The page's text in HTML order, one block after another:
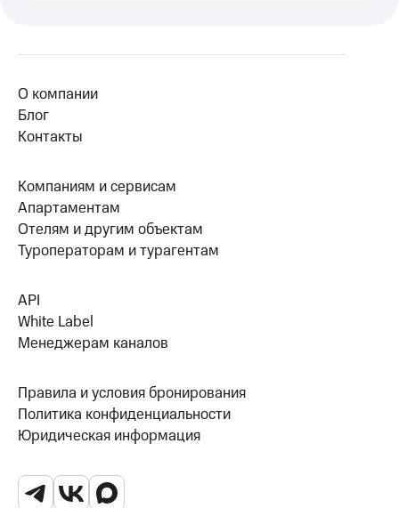
О компании
Блог
Контакты
Компаниям и сервисам
Апартаментам
Отелям и другим объектам
Туроператорам и турагентам
API
White Label
Менеджерам каналов
Правила и условия бронирования
Политика конфиденциальности
Юридическая информация